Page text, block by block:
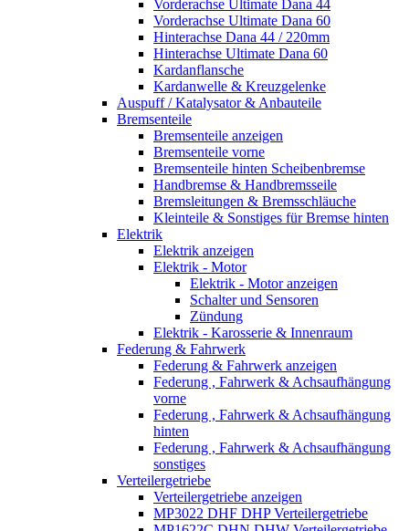
Vorderachse Ultimate Dana 44
Vorderachse Ultimate Dana 60
Hinterachse Dana 44 / 220mm
Hinterachse Ultimate Dana 60
Kardanflansche
Kardanwelle & Kreuzgelenke
Auspuff / Katalysator & Anbauteile
Bremsenteile
Bremsenteile anzeigen
Bremsenteile vorne
Bremsenteile hinten Scheibenbremse
Handbremse & Handbremsseile
Bremsleitungen & Bremsschläuche
Kleinteile & Sonstiges für Bremse hinten
Elektrik
Elektrik anzeigen
Elektrik - Motor
Elektrik - Motor anzeigen
Schalter und Sensoren
Zündung
Elektrik - Karosserie & Innenraum
Federung & Fahrwerk
Federung & Fahrwerk anzeigen
Federung , Fahrwerk & Achsaufhängung
vorne
Federung , Fahrwerk & Achsaufhängung
hinten
Federung , Fahrwerk & Achsaufhängung
sonstiges
Verteilergetriebe
Verteilergetriebe anzeigen
MP3022 DHF DHP Verteilergetriebe